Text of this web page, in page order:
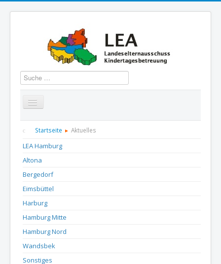
Suchen
Startseite Über uns
Informationen
Kontakt
Startseite Aktuelles
LEA Hamburg
Altona
Bergedorf
Eimsbüttel
Harburg
Hamburg Mitte
Hamburg Nord
Wandsbek
Sonstiges